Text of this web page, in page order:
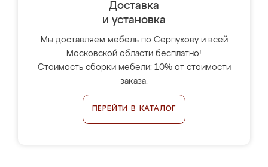
Доставка
и установка
Мы доставляем мебель по Серпухову и всей
Московской области бесплатно!
Стоимость сборки мебели: 10% от стоимости
заказа.
ПЕРЕЙТИ В КАТАЛОГ